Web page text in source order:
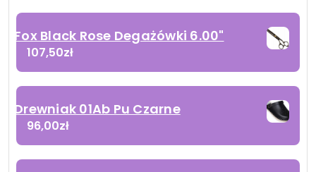
Fox Black Rose Degażówki 6.00"
107,50zł
Drewniak 01Ab Pu Czarne
96,00zł